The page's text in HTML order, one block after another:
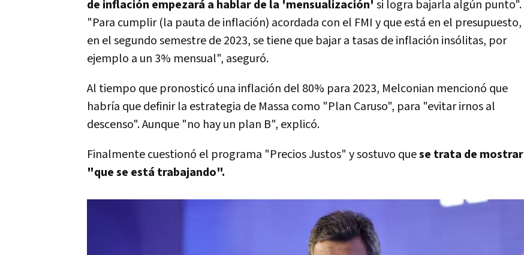
de inflación empezará a hablar de la 'mensualización' si logra bajarla algún punto".
"Para cumplir (la pauta de inflación) acordada con el FMI y que está en el presupuesto,
en el segundo semestre de 2023, se tiene que bajar a tasas de inflación insólitas, por
ejemplo a un 3% mensual", aseguró.
Al tiempo que pronosticó una inflación del 80% para 2023, Melconian mencionó que
habría que definir la estrategia de Massa como "Plan Caruso", para "evitar irnos al
descenso". Aunque "no hay un plan B", explicó.
Finalmente cuestionó el programa "Precios Justos" y sostuvo quese trata de mostrar
"que se está trabajando".